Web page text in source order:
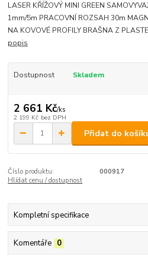
LASER KŘÍŽOVÝ MINI GREEN
1mm/5m PRACOVNÍ ROZSAH 30m
NA KOVOVÉ PROFILY BRAŠNA Z
popis
Dostupnost Skladem
2 661 Kč/ks
2 199 Kč bez DPH
Přidat do
Číslo produktu:
000917
Hlídat cenu / dostupnost
Kompletní specifikace
Komentáře 0